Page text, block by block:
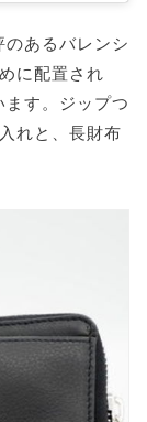
あるバレンシ
に配置され
す。ジップつ
れと、長財布